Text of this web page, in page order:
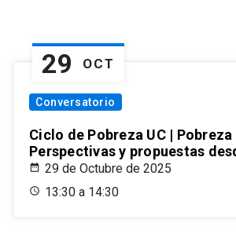
29 OCT
Conversatorio
Ciclo de Pobreza UC | Pobreza
Perspectivas y propuestas
29 de Octubre de 2025
13:30 a 14:30